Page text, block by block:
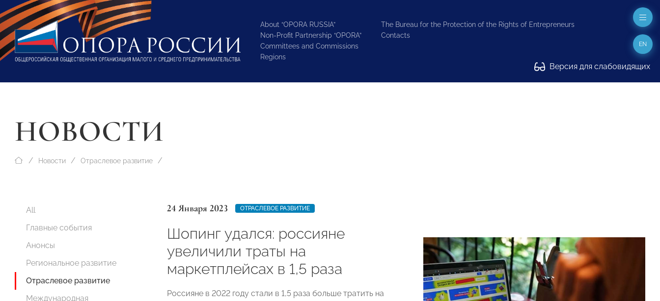
About “OPORA RUSSIA”
Non-Profit Partnership “OPORA”
Committees and Commissions
Regions
The Bureau for the Protection of the Rights of Entrepreneurs
Contacts
Версия для слабовидящих
EN
НОВОСТИ
Новости Отраслевое развитие
All
Главные события
Анонсы
Региональное развитие
Отраслевое развитие
Международная
24 Января 2023 ОТРАСЛЕВОЕ РАЗВИТИЕ
Шопинг удался: россияне
увеличили траты на
маркетплейсах в 1,5 раза
Россияне в 2022 году стали в 1,5 раза больше тратить на